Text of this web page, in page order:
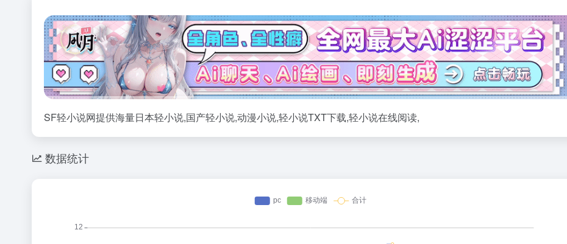
SF轻小说网提供海量日本轻小说,国产轻小说,动漫小说,轻小说TXT下载,轻小说在线阅读,
数据统计